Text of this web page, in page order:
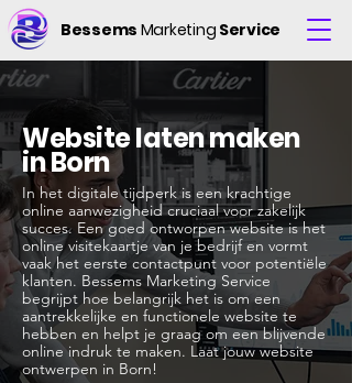
Bessems Marketing Service
Website laten maken
in Born
In het digitale tijdperk is een krachtige
online aanwezigheid cruciaal voor zakelijk
succes. Een goed ontworpen website is het
online visitekaartje van je bedrijf en vormt
vaak het eerste contactpunt voor potentiële
klanten. Bessems Marketing Service
begrijpt hoe belangrijk het is om een
aantrekkelijke en functionele website te
hebben en helpt je graag om een blijvende
online indruk te maken. Laat jouw website
ontwerpen in Born!